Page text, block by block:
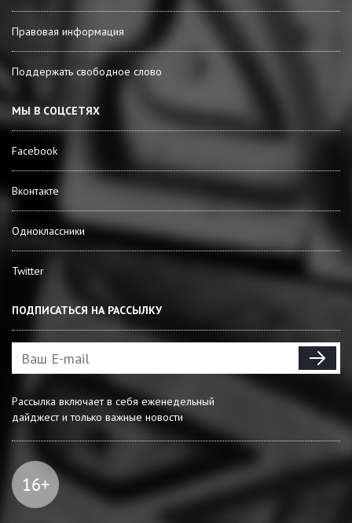
Правовая информация
Поддержать свободное слово
МЫ В СОЦСЕТЯХ
Facebook
Вконтакте
Одноклассники
Twitter
ПОДПИСАТЬСЯ НА РАССЫЛКУ
Рассылка включает в себя еженедельный
дайджест и только важные новости